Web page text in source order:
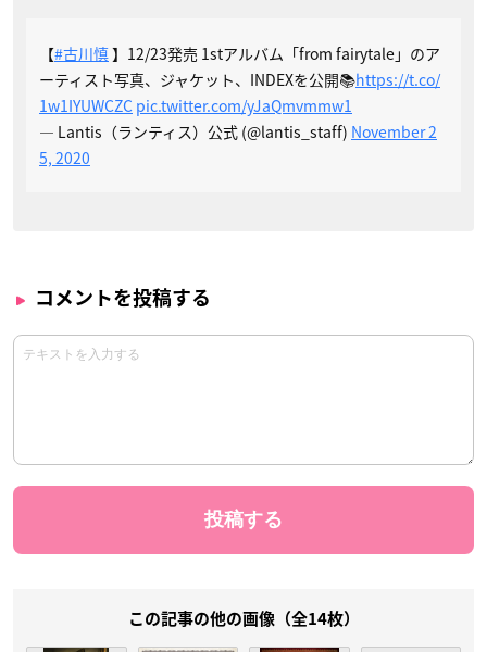
【#古川慎】12/23発売 1stアルバム「from fairytale」のア
ーティスト写真、ジャケット、INDEXを公開📚https://t.co/
1w1IYUWCZC pic.twitter.com/yJaQmvmmw1
— Lantis（ランティス）公式 (@lantis_staff) November 2
5, 2020
コメントを投稿する
この記事の他の画像（全14枚）